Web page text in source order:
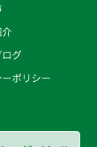
グ
ポリシー